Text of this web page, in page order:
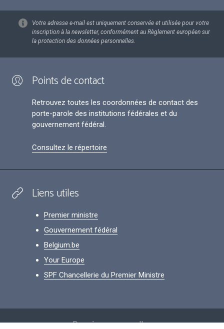
Votre adresse e-mail est uniquement conservée et utilisée pour votre
inscription à la newsletter, conformément au Règlement européen sur
la protection des données personnelles.
Points de contact
Retrouvez toutes les coordonnées de contact des
porte-parole des institutions fédérales et du
gouvernement fédéral.
Consultez le répertoire
Liens utiles
Premier ministre
Gouvernement fédéral
Belgium.be
Your Europe
SPF Chancellerie du Premier Ministre
Données personnelles